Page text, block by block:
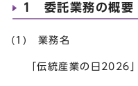
1 委託業務の概要
(1) 業務名
「伝統産業の日2026」